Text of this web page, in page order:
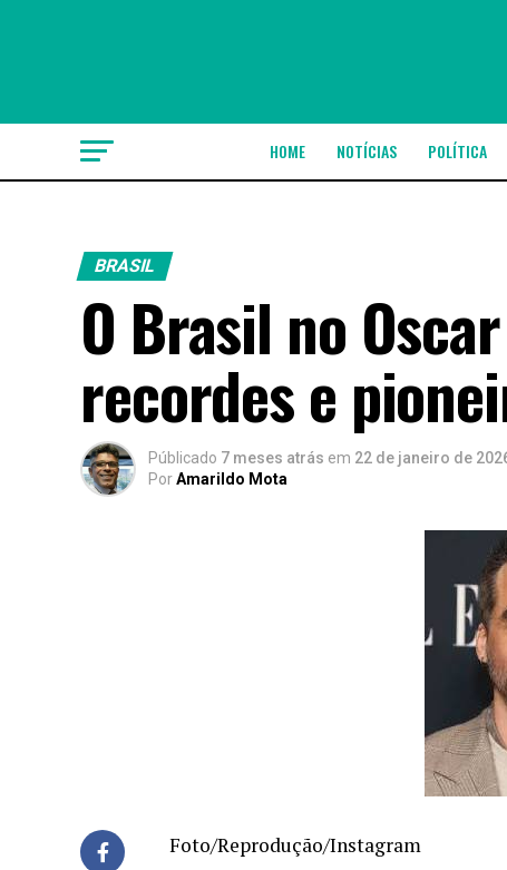
HOME NOTÍCIAS POLÍTICA
BRASIL
O Brasil no
recordes e
Públicado 7 meses atrás em 22 de janeiro de
PorAmarildo Mota
Foto/Reprodução/Instagram